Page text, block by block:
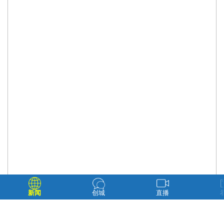
新闻 创城 直播